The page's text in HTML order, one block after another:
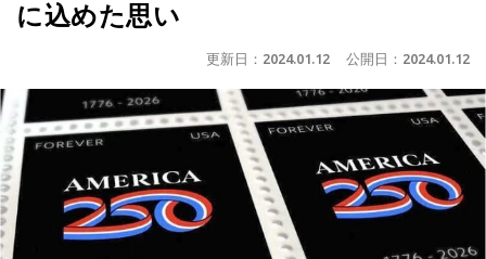
に込めた思い
更新日： 2024.01.12 公開日： 2024.01.12